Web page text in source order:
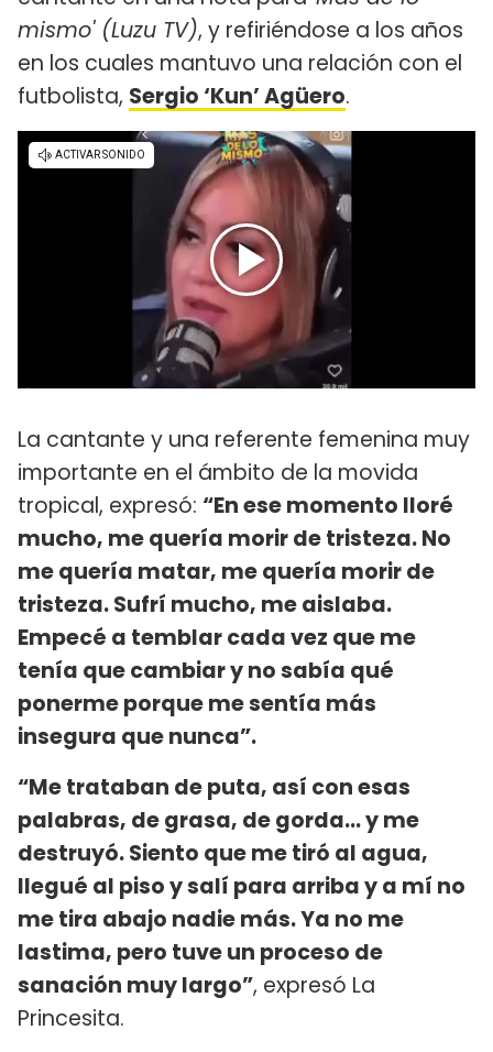
mismo' (Luzu TV), y refiriéndose a los años
en los cuales mantuvo una relación con el
futbolista, Sergio ‘Kun’ Agüero.
La cantante y una referente femenina muy
importante en el ámbito de la movida
tropical, expresó: “En ese momento lloré
mucho, me quería morir de tristeza. No
me quería matar, me quería morir de
tristeza. Sufrí mucho, me aislaba.
Empecé a temblar cada vez que me
tenía que cambiar y no sabía qué
ponerme porque me sentía más
insegura que nunca”.
“Me trataban de puta, así con esas
palabras, de grasa, de gorda… y me
destruyó. Siento que me tiró al agua,
llegué al piso y salí para arriba y a mí no
me tira abajo nadie más. Ya no me
lastima, pero tuve un proceso de
sanación muy largo”, expresó La
Princesita.